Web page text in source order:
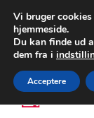
FEDEX
80
Spring
til
Spring
til
Vi bruger
hjemmeside.
Du kan finde ud
dem fra i
Acceptere